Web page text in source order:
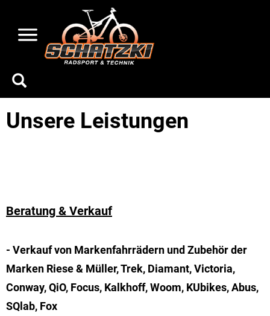
Unsere Leistungen
Beratung & Verkauf
- Verkauf von Markenfahrrädern und Zubehör der
Marken Riese & Müller, Trek, Diamant, Victoria,
Conway, QiO, Focus, Kalkhoff, Woom, KUbikes, Abus,
SQlab, Fox